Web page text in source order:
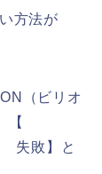
方法が
（ビリオ
【
失敗】と